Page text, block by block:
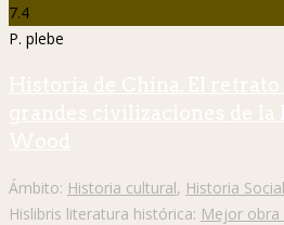
7.4
P. plebe
Historia de China. El retrato
grandes civilizaciones de
Wood
Ámbito: Historia cultural, Historia Social
Hislibris literatura histórica: Mejor obra